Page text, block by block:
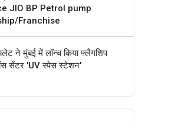
JIO BP Petrol pump
Franchise
ने मुंबई में लॉन्च किया फ्लैगशिप
सेंटर 'UV स्पेस स्टेशन'